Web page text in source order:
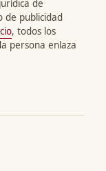
de
de publicidad
, todos los
persona enlaza